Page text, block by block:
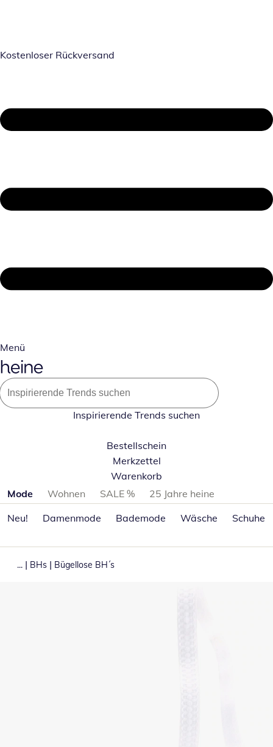
Kostenloser Rückversand
Menü
Inspirierende Trends suchen
Bestellschein
Merkzettel
Warenkorb
Produktkategorien überspringen
Mode Wohnen SALE %
25 Jahre heine
Neu!
Damenmode Bademode Wäsche Schuhe
... | BHs | Bügellose BH´s